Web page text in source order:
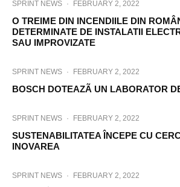
SPRINT NEWS · FEBRUARY 2, 2022
O TREIME DIN INCENDIILE DIN
DETERMINATE DE INSTALATII
SAU IMPROVIZATE
SPRINT NEWS · FEBRUARY 2, 2022
BOSCH DOTEAZÃ UN LABORATOR
SPRINT NEWS · FEBRUARY 2, 2022
SUSTENABILITATEA ÎNCEPE CU
INOVAREA
SPRINT NEWS · FEBRUARY 2, 2022